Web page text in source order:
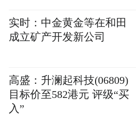
实时：中金黄金等在和田
成立矿产开发新公司
高盛：升澜起科技(06809)
目标价至582港元 评级“买
入”